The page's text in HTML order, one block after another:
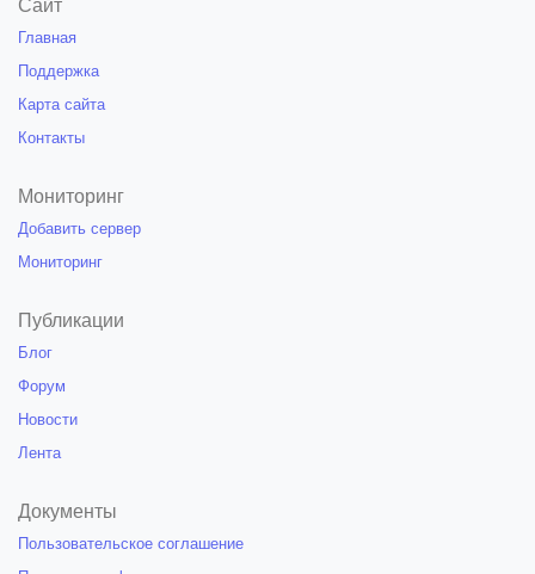
Сайт
Главная
Поддержка
Карта сайта
Контакты
Мониторинг
Добавить сервер
Мониторинг
Публикации
Блог
Форум
Новости
Лента
Документы
Пользовательское соглашение